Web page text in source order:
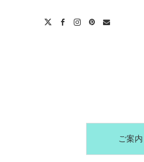
ご案内